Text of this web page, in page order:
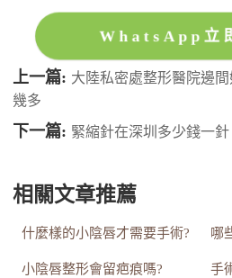
WhatsApp立
上一篇: 大陸私密處整形醫院邊
幾多
下一篇: 緊縮針在深圳多少錢一
相關文章推薦
什麼樣的小陰唇才需要手術?
小陰唇整形會留疤痕嗎?
哪
手